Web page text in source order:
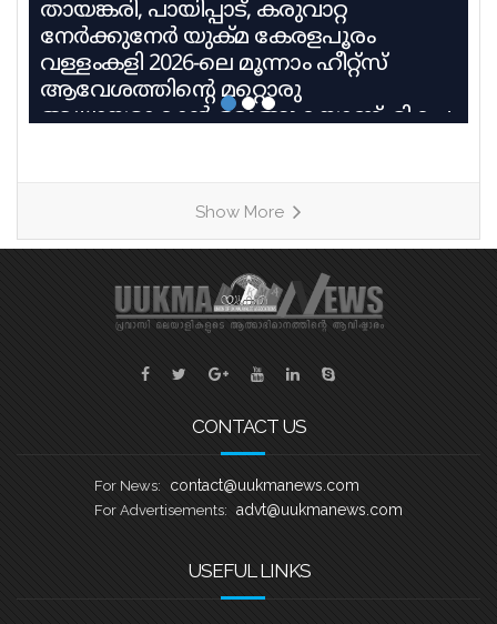
തായങ്കരി, പായിപ്പാട്, കരുവാറ്റ
നേർക്കുനേർ യുക്മ കേരളപൂരം
വള്ളംകളി 2026-ലെ മൂന്നാം ഹീറ്റ്സ്
ആവേശത്തിന്റെ മറ്റൊരു
അധ്യായമാകാൻ ഒരുങ്ങുകയാണ്. മികച്ച
എത്തുന്നത്. തായങ്കരി, പായിപ്പാട്,
കരുവാറ്റ എന്നീ ചരിത്രപ്രസിദ്ധമായ
ചുണ്ടൻവള്ളങ്ങളുടെ പേരിലാണ്
യുകെയിലെ പ്രമുഖ ബോട്ട് ക്ലബ്ബുകൾ
ശക്തി തെളിയിക്കാൻ എത്തുന്നത്.
ബാസറ്റ്ലോ
Show More
CONTACT US
For News: contact@uukmanews.com
For Advertisements: advt@uukmanews.com
USEFUL LINKS